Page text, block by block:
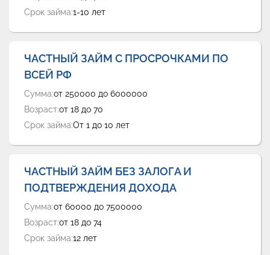
Срок займа:1-10 лет
ЧАСТНЫЙ ЗАЙМ С ПРОСРОЧКАМИ ПО
ВСЕЙ РФ
Сумма:от 250000 до 6000000
Возраст:от 18 до 70
Срок займа:От 1 до 10 лет
ЧАСТНЫЙ ЗАЙМ БЕЗ ЗАЛОГА И
ПОДТВЕРЖДЕНИЯ ДОХОДА
Сумма:от 60000 до 7500000
Возраст:от 18 до 74
Срок займа:12 лет